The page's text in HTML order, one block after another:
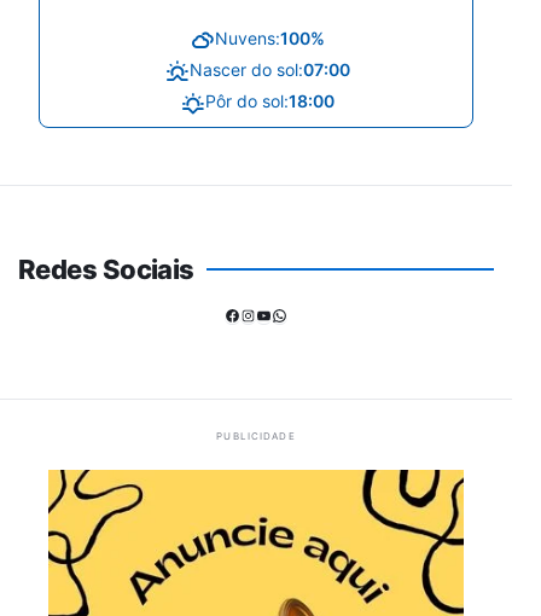
Nuvens:100%
Nascer do sol:07:00
Pôr do sol:18:00
Redes Sociais
Facebook
Instagram
Youtube
WhatsApp
PUBLICIDADE